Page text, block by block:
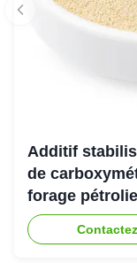
Additif
de
forage